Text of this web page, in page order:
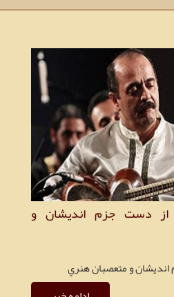
دست جزم انديشان و
و متعصبان هنري